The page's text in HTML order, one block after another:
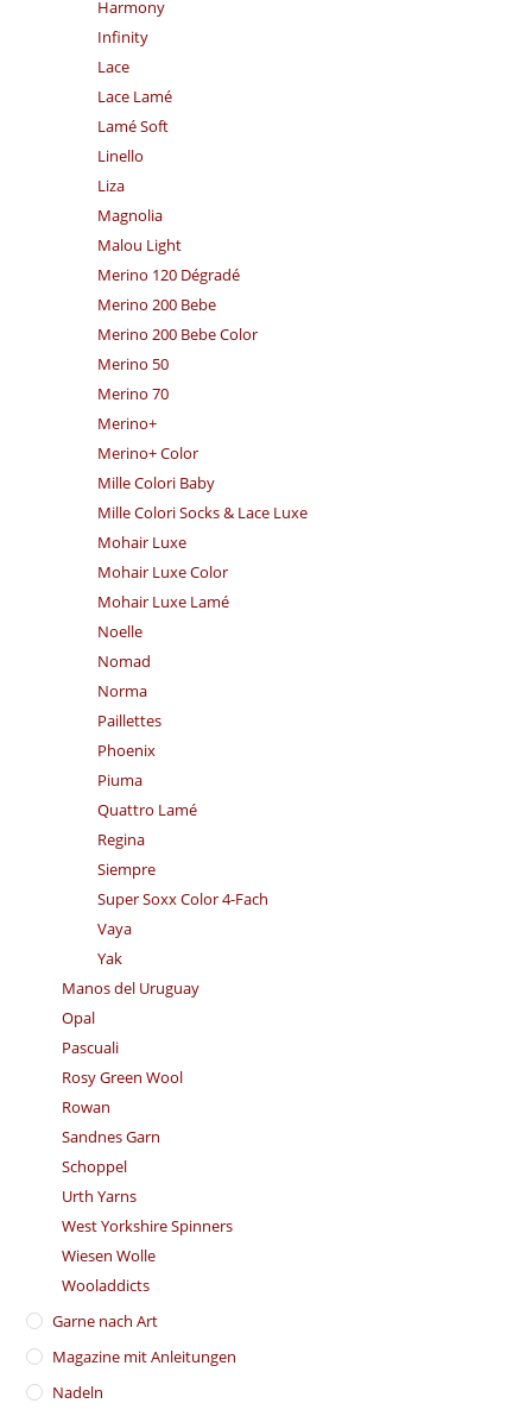
Harmony
Infinity
Lace
Lace Lamé
Lamé Soft
Linello
Liza
Magnolia
Malou Light
Merino 120 Dégradé
Merino 200 Bebe
Merino 200 Bebe Color
Merino 50
Merino 70
Merino+
Merino+ Color
Mille Colori Baby
Mille Colori Socks & Lace Luxe
Mohair Luxe
Mohair Luxe Color
Mohair Luxe Lamé
Noelle
Nomad
Norma
Paillettes
Phoenix
Piuma
Quattro Lamé
Regina
Siempre
Super Soxx Color 4-Fach
Vaya
Yak
Manos del Uruguay
Opal
Pascuali
Rosy Green Wool
Rowan
Sandnes Garn
Schoppel
Urth Yarns
West Yorkshire Spinners
Wiesen Wolle
Wooladdicts
Garne nach Art
Magazine mit Anleitungen
Nadeln